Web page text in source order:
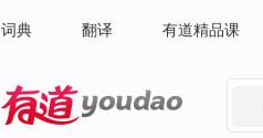
词典 翻译 有道精品课